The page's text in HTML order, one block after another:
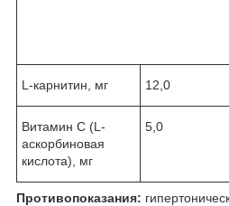
L-карнитин, мг 12,0
Витамин С (L-
аскорбиновая
кислота), мг
5,0
Противопоказания: